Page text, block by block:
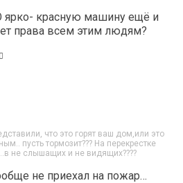
красную машину ещё и
права всем этим людям?
что это горят ваш дом,или это
пусть тормозит??? На перекрестке
не слышащих и не видящих????
не приехал на пожар…